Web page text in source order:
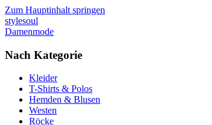
Zum Hauptinhalt springen
stylesoul
Damenmode
Nach Kategorie
Kleider
T-Shirts & Polos
Hemden & Blusen
Westen
Röcke